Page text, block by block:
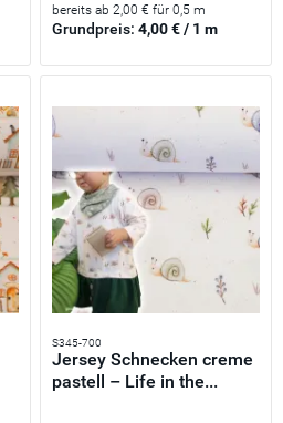
bereits ab 2,00 € für 0,5 m
Grundpreis:4,00 € / 1 m
S345-700
Jersey Schnecken creme
pastell – Life in the...